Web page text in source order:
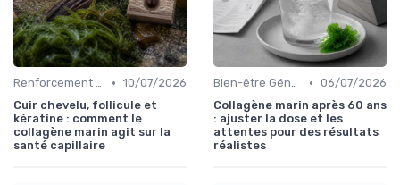
Renforcement des Cheveux et Ongles • 10/07/2026
Cuir chevelu, follicule et
kératine : comment le
collagène marin agit sur la
santé capillaire
Bien-être Général • 06/07/2026
Collagène marin après 60 ans
: ajuster la dose et les
attentes pour des résultats
réalistes